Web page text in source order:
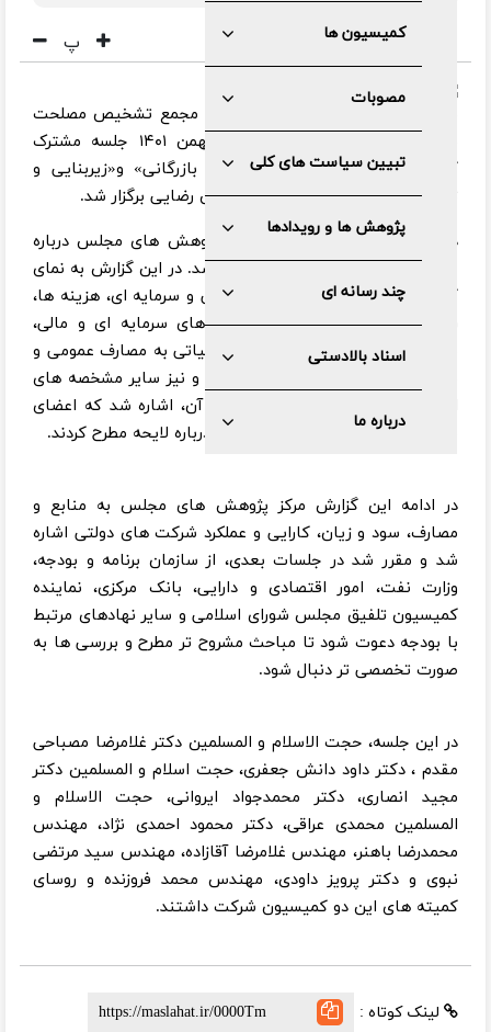
کمیسیون ها
مصوبات
تبیین سیاست های کلی
پژوهش ها و رویدادها
چند رسانه ای
اسناد بالادستی
درباره ما
پ
به گزارش مرکز رسانه و روابط عمومی مجمع تشخیص مصلحت
نظام، پیش از ظهر شنبه هشتم بهمن ۱۴۰۱ جلسه مشترک
کمیسیون های «اقتصادی، اداری و بازرگانی» و«زیربنایی و
تولیدی» مجمع به ریاست دکتر محسن رضایی برگزار شد.
در ابتدای این جلسه، گزارش مرکز پژوهش های مجلس درباره
شاخص های لایحه بودجه۱۴۰۲ ارائه شد. در این گزارش به نمای
کلی لایحه بودجه، تراز عملیاتی و مالی و سرمایه ای، هزینه ها،
رشد منابع عمومی، واگذاری دارایی های سرمایه ای و مالی،
مصارف عمومی، نسبت کسری تراز عملیاتی به مصارف عمومی و
نقاط قوت و ضعف بودجه سال آینده و نیز سایر مشخصه های
این لایحه و پیش بینی های تحقق آن، اشاره شد که اعضای
مجمع، سوالات و نقطه نظرات خود را درباره لایحه مطرح کردند.
در ادامه این گزارش مرکز پژوهش های مجلس به منابع و
مصارف، سود و زیان، کارایی و عملکرد شرکت های دولتی اشاره
شد و مقرر شد در جلسات بعدی، از سازمان برنامه و بودجه،
وزارت نفت، امور اقتصادی و دارایی، بانک مرکزی، نماینده
کمیسیون تلفیق مجلس شورای اسلامی و سایر نهادهای مرتبط
با بودجه دعوت شود تا مباحث مشروح تر مطرح و بررسی ها به
صورت تخصصی تر دنبال شود.
در این جلسه، حجت الاسلام و المسلمین دکتر غلامرضا مصباحی
مقدم ، دکتر داود دانش جعفری، حجت اسلام و المسلمین دکتر
مجید انصاری، دکتر محمدجواد ایروانی، حجت الاسلام و
المسلمین محمدی عراقی، دکتر محمود احمدی نژاد، مهندس
محمدرضا باهنر، مهندس غلامرضا آقازاده، مهندس سید مرتضی
نبوی و دکتر پرویز داودی، مهندس محمد فروزنده و روسای
کمیته های این دو کمیسیون شرکت داشتند.
لینک کوتاه :